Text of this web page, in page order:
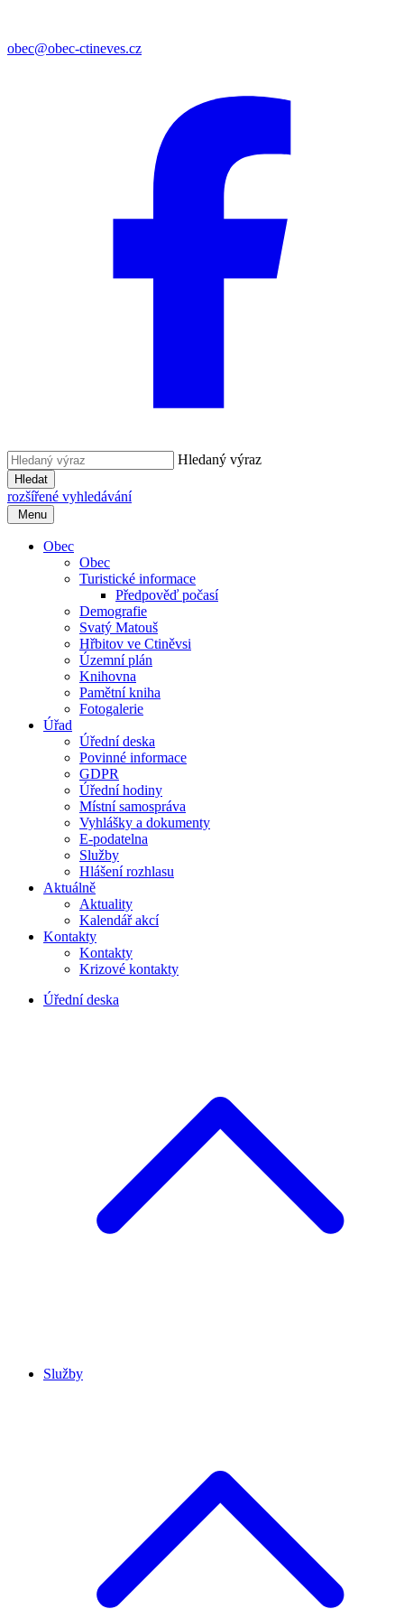
obec@obec-ctineves.cz
Hledaný výraz
Hledat
rozšířené vyhledávání
Menu
Obec
Obec
Turistické informace
Předpověď počasí
Demografie
Svatý Matouš
Hřbitov ve Ctiněvsi
Územní plán
Knihovna
Pamětní kniha
Fotogalerie
Úřad
Úřední deska
Povinné informace
GDPR
Úřední hodiny
Místní samospráva
Vyhlášky a dokumenty
E-podatelna
Služby
Hlášení rozhlasu
Aktuálně
Aktuality
Kalendář akcí
Kontakty
Kontakty
Krizové kontakty
Úřední deska
Služby